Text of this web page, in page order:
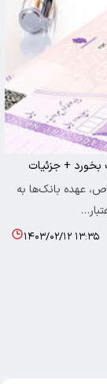
عهده بانک‌ها به
۱۴۰۳/۰۲/۱۲ ۱۳:۳۵